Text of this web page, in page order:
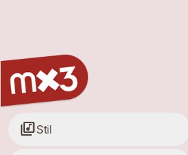
library_musicStil